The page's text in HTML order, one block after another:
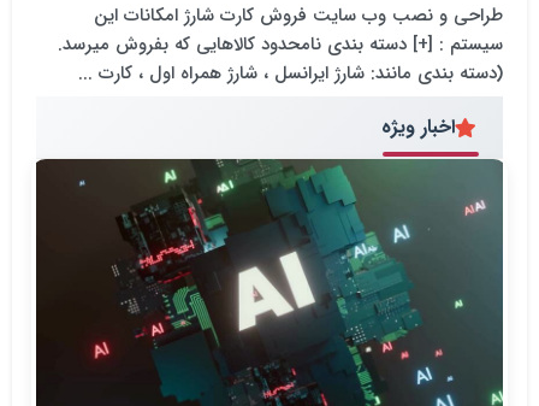
طراحی و نصب وب سایت فروش کارت شارژ امکانات این
سیستم : [+] دسته بندی نامحدود کالاهایی که بفروش میرسد.
(دسته بندی مانند: شارژ ایرانسل ، شارژ همراه اول ، کارت ...
اخبار ویژه